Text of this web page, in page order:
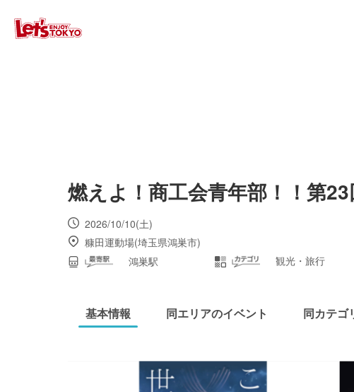
燃えよ！商工会青年部！！第
2026/10/10(土)
糠田運動場(埼玉県鴻巣市)
鴻巣駅
観光・旅行
基本情報 同エリアのイベント 同カテゴ